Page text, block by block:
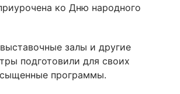
ко Дню народного
залы и другие
подготовили для своих
программы.